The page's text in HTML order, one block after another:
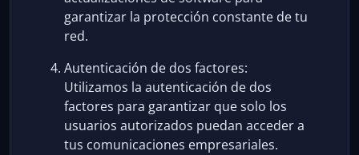
garantizar la protección constante de tu
red.
Autenticación de dos factores:
Utilizamos la autenticación de dos
factores para garantizar que solo los
usuarios autorizados puedan acceder a
tus comunicaciones empresariales.